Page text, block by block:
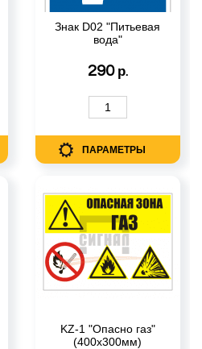
Знак D02 "Питьевая
вода"
290 р.
ПАРАМЕТРЫ
KZ-1 "Опасно газ"
(400х300мм)